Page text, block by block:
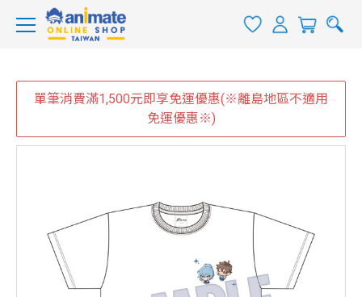
單筆消費滿1,500元即享免運優惠(※離島地區不適用
免運優惠※)